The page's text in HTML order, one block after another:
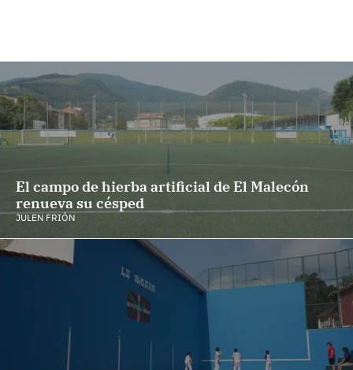
El campo de hierba artificial de El Malecón
renueva su césped
JULEN FRIÓN